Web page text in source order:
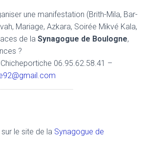
une manifestation (Brith-Mila, Bar-
Mariage, Azkara, Soirée Mikvé Kala,
de la Synagogue de Boulogne,
?
06.95.62.58.41 –
le site de la Synagogue de